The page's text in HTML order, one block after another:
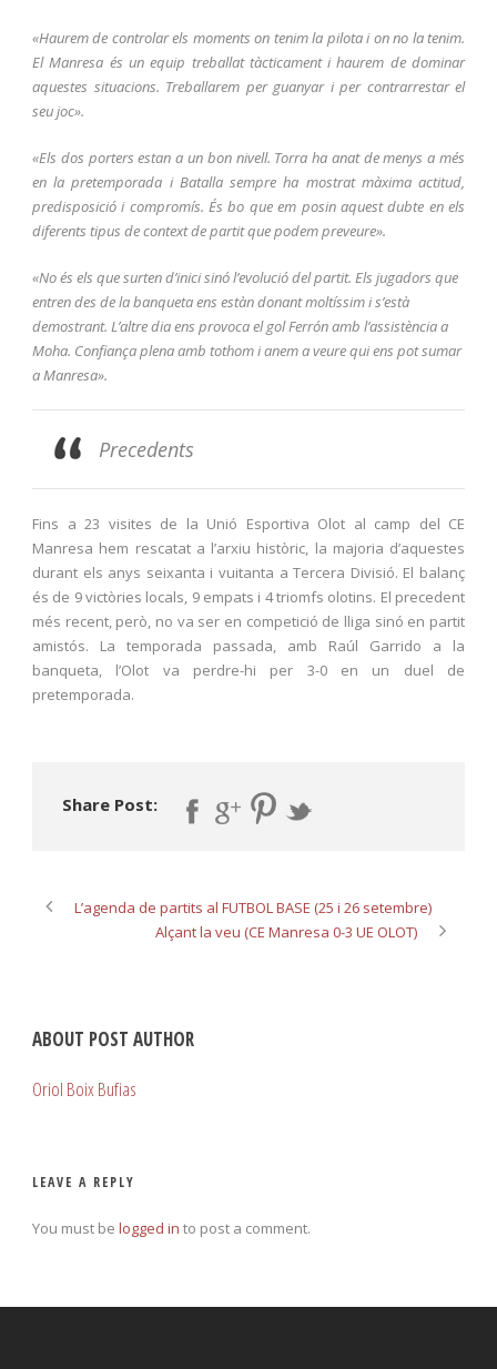
«Haurem de controlar els moments on tenim la pilota i on no la tenim.
El Manresa és un equip treballat tàcticament i haurem de dominar
aquestes situacions. Treballarem per guanyar i per contrarrestar el
seu joc».
«Els dos porters estan a un bon nivell. Torra ha anat de menys a més
en la pretemporada i Batalla sempre ha mostrat màxima actitud,
predisposició i compromís. És bo que em posin aquest dubte en els
diferents tipus de context de partit que podem preveure».
«No és els que surten d’inici sinó l’evolució del partit. Els jugadors que
entren des de la banqueta ens estàn donant moltíssim i s’està
demostrant. L’altre dia ens provoca el gol Ferrón amb l’assistència a
Moha. Confiança plena amb tothom i anem a veure qui ens pot sumar
a Manresa».
Precedents
Fins a 23 visites de la Unió Esportiva Olot al camp del CE
Manresa hem rescatat a l’arxiu històric, la majoria d’aquestes
durant els anys seixanta i vuitanta a Tercera Divisió. El balanç
és de 9 victòries locals, 9 empats i 4 triomfs olotins. El precedent
més recent, però, no va ser en competició de lliga sinó en partit
amistós. La temporada passada, amb Raúl Garrido a la
banqueta, l’Olot va perdre-hi per 3-0 en un duel de
pretemporada.
Share Post:
L’agenda de partits al FUTBOL BASE (25 i 26 setembre)
Alçant la veu (CE Manresa 0-3 UE OLOT)
ABOUT POST AUTHOR
Oriol Boix Bufias
LEAVE A REPLY
You must be logged in to post a comment.